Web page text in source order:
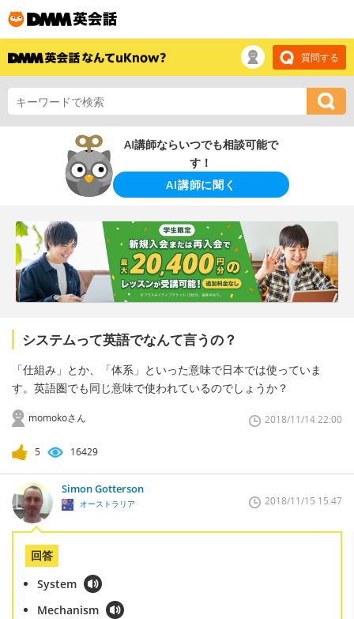
質問する
AI講師ならいつでも相談可能で
す！
AI講師に聞く
システムって英語でなんて言うの？
「仕組み」とか、「体系」といった意味で日本では使っていま
す。英語圏でも同じ意味で使われているのでしょうか？
momokoさん 2018/11/14 22:00
5 16429
Simon Gotterson
オーストラリア 2018/11/15 15:47
回答
System
Mechanism